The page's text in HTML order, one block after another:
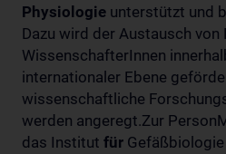
Physiologie unterstützt und
Dazu wird der Austausch von
WissenschafterInnen
internationaler Ebene
wissenschaftliche
werden angeregt.Zur
das Institut für Gefäßbiologie